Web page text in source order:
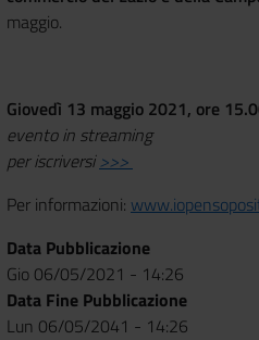
maggio.
Giovedì 13 maggio 2021, ore
evento in streaming
per iscriversi>>>
Per informazioni:
Data Pubblicazione
Gio 06/05/2021 - 14:26
Data Fine Pubblicazione
Lun 06/05/2041 - 14:26